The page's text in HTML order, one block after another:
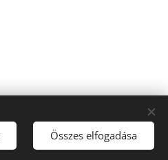
Összes elfogadása